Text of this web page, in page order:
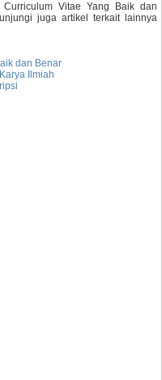
Vitae Yang Baik dan
juga artikel terkait lainnya
dan Benar
Ilmiah